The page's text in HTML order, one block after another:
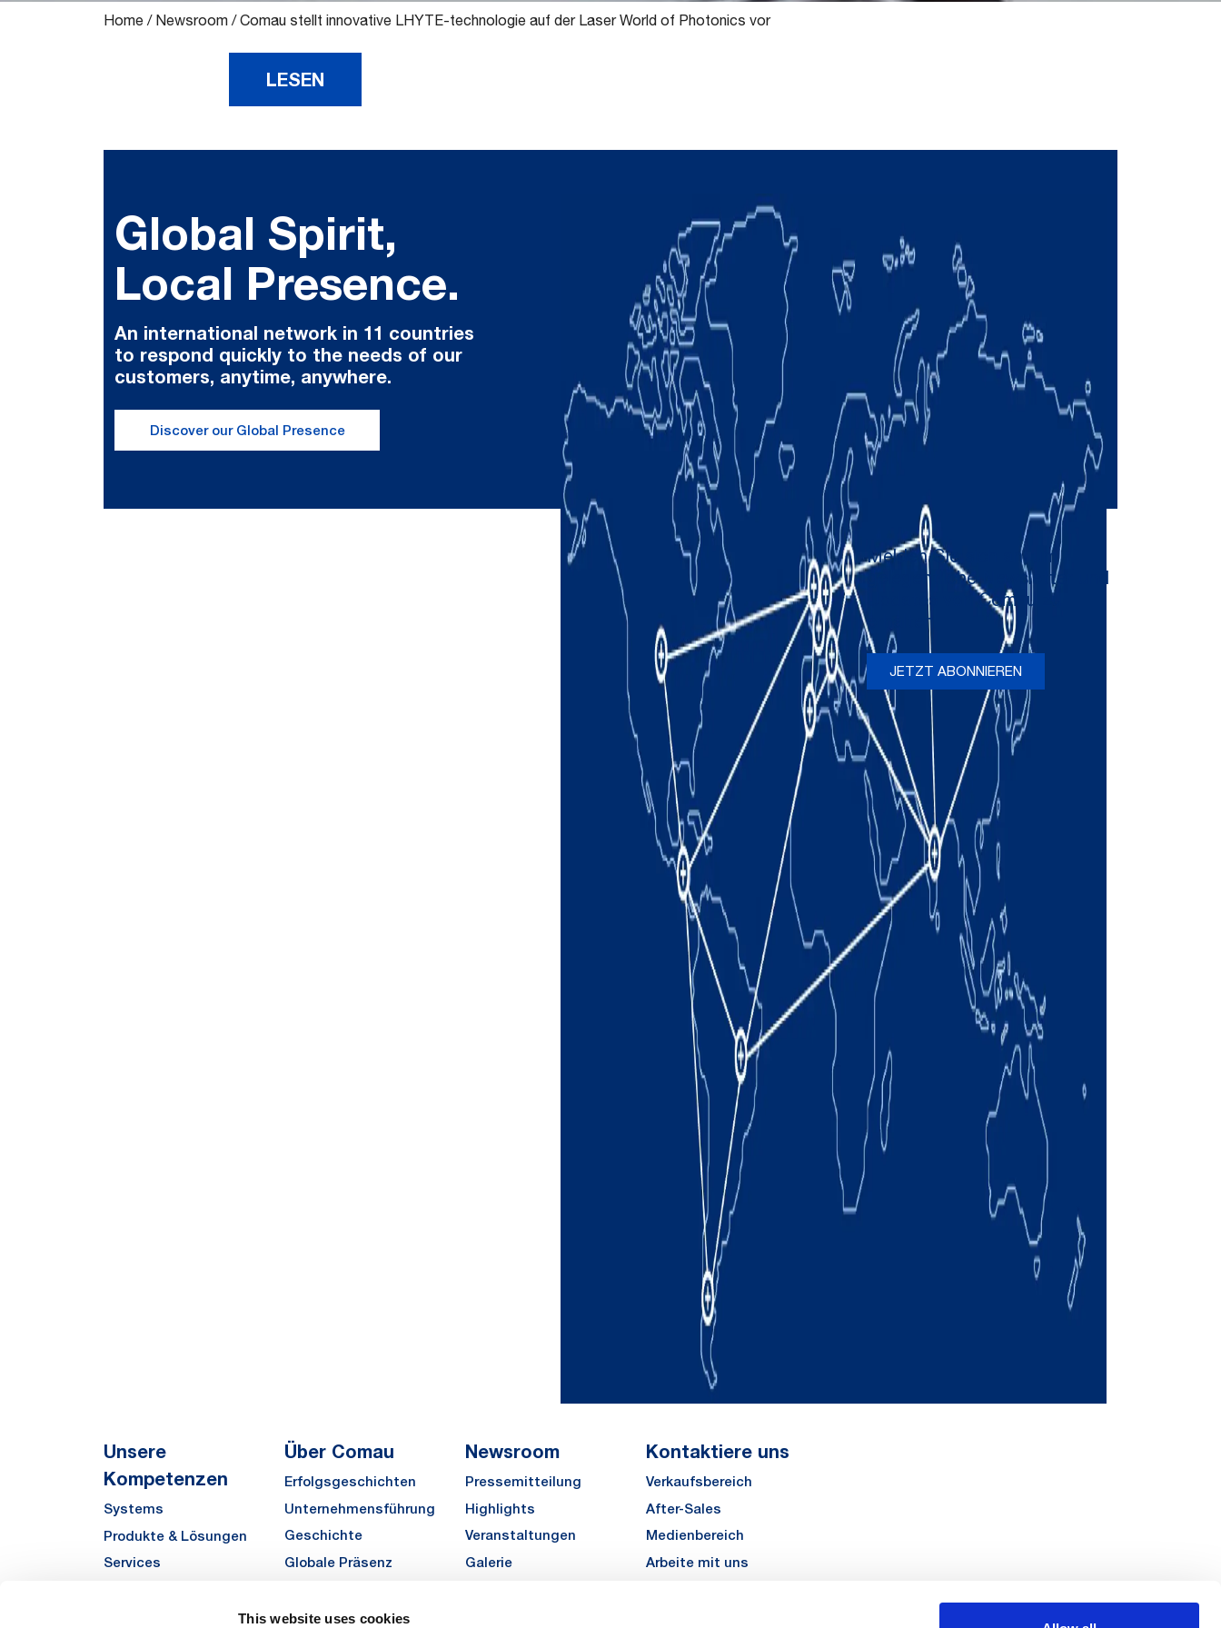
This website uses cookies
Home / Newsroom /Comau stellt innovative LHYTE-technologie auf der Laser World of Photonics vor
LESEN
Global Spirit,
Local Presence.
An international network in 11 countries
to respond quickly to the needs of our
customers, anytime, anywhere.
Discover our Global Presence
Unsere
Kompetenzen
Systems
Produkte & Lösungen
Services
Über Comau
Erfolgsgeschichten
Unternehmensführung
Geschichte
Globale Präsenz
Sustainability
Newsroom
Pressemitteilung
Highlights
Veranstaltungen
Galerie
Kontaktiere uns
Verkaufsbereich
After-Sales
Medienbereich
Arbeite mit uns
Melden Sie sich an, um
gelegentliche Newsletter und
Updates von Comau zu
erhalten
JETZT ABONNIEREN